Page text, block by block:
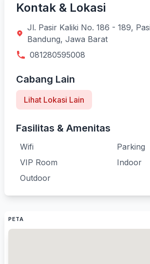
Kontak & Lokasi
Jl. Pasir Kaliki No. 186 - 189,
Bandung, Jawa Barat
081280595008
Cabang Lain
Lihat Lokasi Lain
Fasilitas & Amenitas
Wifi
Parking
VIP Room
Indoor
Outdoor
PETA